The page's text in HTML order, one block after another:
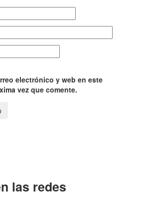
electrónico y web en este
vez que comente.
las redes